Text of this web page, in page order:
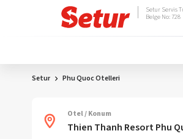
Setur Servis
Belge No: 728
Setur Phu Quoc Otelleri
Otel / Konum